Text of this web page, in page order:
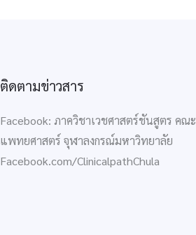
ติดตามข่าวสาร
Facebook: ภาควิชาเวชศาสตร์ชันสูตร คณะ
แพทยศาสตร์ จุฬาลงกรณ์มหาวิทยาลัย
Facebook.com/ClinicalpathChula